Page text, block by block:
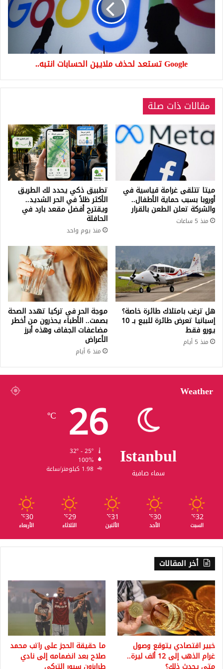
الحسابات
Google تستعد لحذف ملايين الحسابات انتبه..
مقالات ذات صلة
ميتا تتلقى غرامة قياسية في
أوروبا بسبب حماية الأطفال..
والشركة تعلن الطعن بالقرار
منذ 5 ساعات
تطبيق ذكي يحدد لك الطريق
الأكثر ظلاً في الحر الشديد..
ويقترح أفضل مقعد بارد في
الحافلة
منذ يوم واحد
هل ترغب بامتلاك طائرة خاصة؟
إسبانيا تعرض طائرة للبيع بـ 10
يورو فقط
منذ 5 أيام
موجة الحر في تركيا تهدد الصحة
بصمت.. الأطباء يحذرون من أخطر
مضاعفات الجفاف وهذه أبرز
الأعراض
منذ 6 أيام
Weather
Istanbul
سماء صافية
26
℃
100%
1.98 كيلومتر/ساعة
32
℃
السبت
30
℃
الأحد
31
℃
الأثنين
29
℃
الثلاثاء
30
℃
الأربعاء
أخر المقالات
خبير اقتصادي يتوقع وصول
غرام الذهب إلى 12 ألف ليرة..
ما حقيقة الحجز على راتب محمد
صلاح بعد انضمامه إلى نادي